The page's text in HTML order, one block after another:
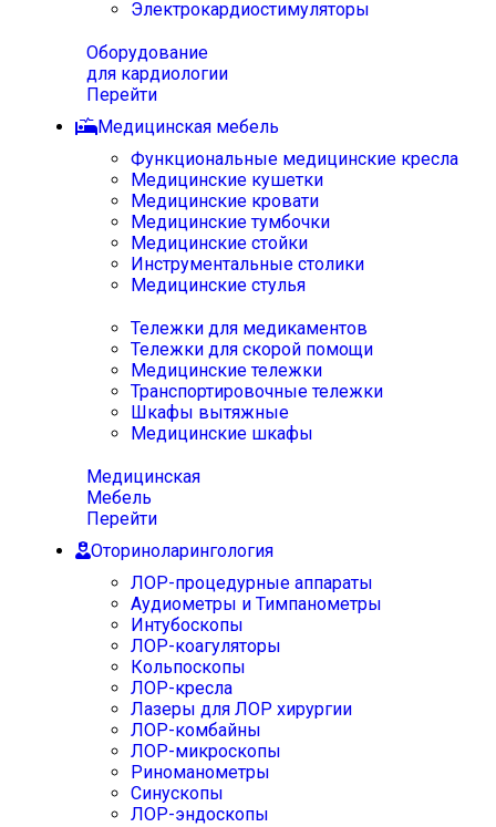
Электрокардиостимуляторы
Оборудование
для кардиологии
Перейти
Медицинская мебель
Функциональные медицинские кресла
Медицинские кушетки
Медицинские кровати
Медицинские тумбочки
Медицинские стойки
Инструментальные столики
Медицинские стулья
Тележки для медикаментов
Тележки для скорой помощи
Медицинские тележки
Транспортировочные тележки
Шкафы вытяжные
Медицинские шкафы
Медицинская
Мебель
Перейти
Оториноларингология
ЛОР-процедурные аппараты
Аудиометры и Тимпанометры
Интубоскопы
ЛОР-коагуляторы
Кольпоскопы
ЛОР-кресла
Лазеры для ЛОР хирургии
ЛОР-комбайны
ЛОР-микроскопы
Риноманометры
Синускопы
ЛОР-эндоскопы